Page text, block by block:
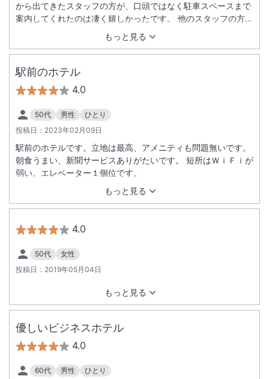
もっと見る
から出てきたスタッフの方が、口頭ではなく駐車スペースまで
案内してくれたのは凄く嬉しかったです。 他のスタッフの方々
も、ちょうどイイ距離感で快適でした。 普段はビジネスホテル
のユニットバスでは、シャワーしか使わないのですが、入浴剤
が置いてあったので湯をためてお風呂に入って疲れを癒やせま
した。 倉吉の街の作りの問題ですが、駅は大変近いが観光地が
い宿か、悩ましいですね。
駅前のホテル
4.0
50代 男性
ひとり
投稿日： 2023年02月09日
もっと見る
駅前のホテルです。立地は最高、アメニティも問題無いです。
朝食うまい、新聞サービスありがたいです。 短所はＷｉＦｉが
弱い。エレベーター１個位です。
4.0
50代
女性
投稿日： 2019年05月04日
もっと見る
優しいビジネスホテル
4.0
60代 男性
ひとり